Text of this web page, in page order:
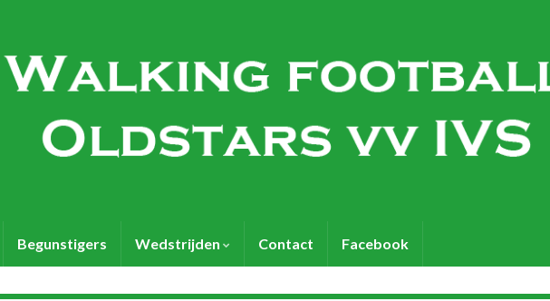
Begunstigers Wedstrijden Contact Facebook